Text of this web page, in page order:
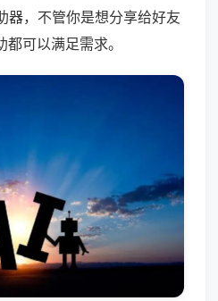
器，不管你是想分享给好友
可以满足需求。